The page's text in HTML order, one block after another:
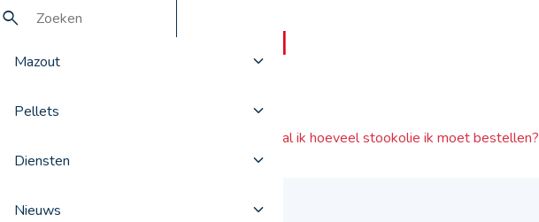
Mazout
Pellets
Diensten
Nieuws
Hoe bepaal ik hoeveel stookolie ik moet bestellen?